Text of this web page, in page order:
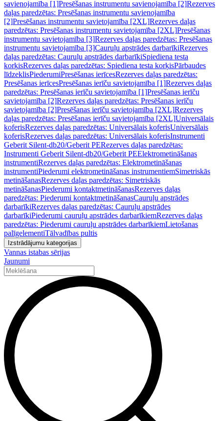
savienojamība [1]Presēšanas instrumentu savienojamība [2]Rezerves
daļas paredzētas: Presēšanas instrumentu savienojamība
[2]Presēšanas instrumentu savietojamība [2XL]Rezerves daļas
paredzētas: Presēšanas instrumentu savietojamība [2XL]Presēšanas
instrumentu savietojamība [3]Rezerves daļas paredzētas: Presēšanas
instrumentu savietojamība [3]Cauruļu apstrādes darbarīkiRezerves
daļas paredzētas: Cauruļu apstrādes darbarīkiSpiediena testa
korķisRezerves daļas paredzētas: Spiediena testa korķisPārbaudes
līdzeklisPiederumiPresēšanas ierīcesRezerves daļas paredzētas:
Presēšanas ierīcesPresēšanas ierīču savietojamība [1]Rezerves daļas
paredzētas: Presēšanas ierīču savietojamība [1]Presēšanas ierīču
savietojamība [2]Rezerves daļas paredzētas: Presēšanas ierīču
savietojamība [2]Presēšanas ierīču savietojamība [2XL]Rezerves
daļas paredzētas: Presēšanas ierīču savietojamība [2XL]Universālais
koferisRezerves daļas paredzētas: Universālais koferisUniversālais
koferisRezerves daļas paredzētas: Universālais koferisInstrumenti
Geberit Silent-db20/Geberit PERezerves daļas paredzētas:
Instrumenti Geberit Silent-db20/Geberit PEElektrometināšanas
instrumentiRezerves daļas paredzētas: Elektrometināšanas
instrumentiPiederumi elektrometināšanas instrumentiemSimetriskās
metināšanasRezerves daļas paredzētas: Simetriskās
metināšanasPiederumi kontaktmetināšanasRezerves daļas
paredzētas: Piederumi kontaktmetināšanasCauruļu apstrādes
darbarīkiRezerves daļas paredzētas: Cauruļu apstrādes
darbarīkiPiederumi cauruļu apstrādes darbarīkiemRezerves daļas
paredzētas: Piederumi cauruļu apstrādes darbarīkiemLietošanas
palīgelementiTālvadības pultis
Izstrādājumu kategorijas
Vannas istabas sērijas
Jaunumi